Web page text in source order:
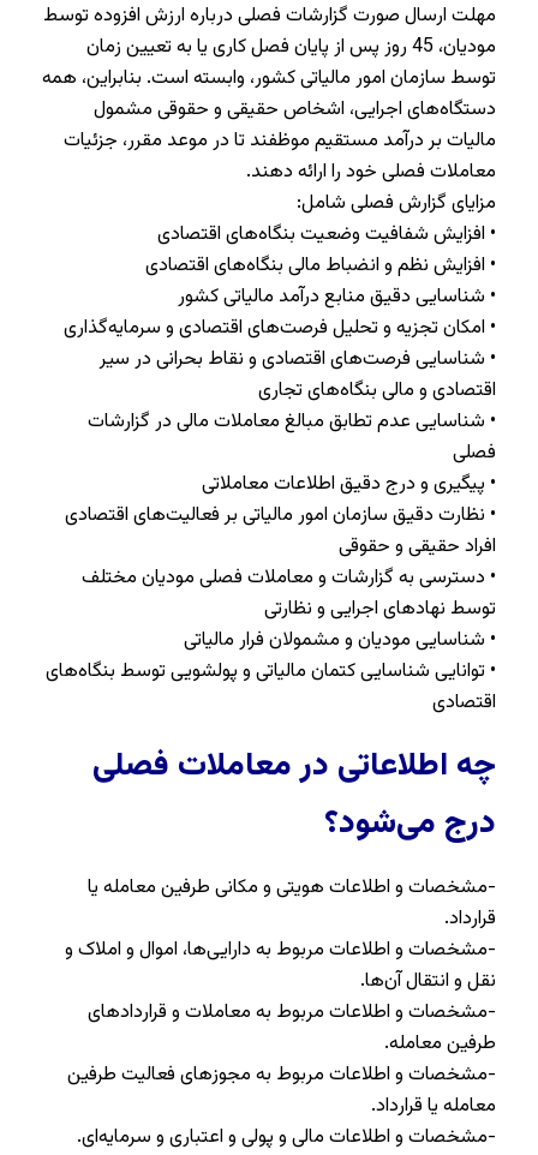
مهلت ارسال صورت گزارشات فصلی درباره ارزش افزوده توسط
مودیان، 45 روز پس از پایان فصل کاری یا به تعیین زمان
توسط سازمان امور مالیاتی کشور، وابسته است. بنابراین، همه
دستگاه‌های اجرایی، اشخاص حقیقی و حقوقی مشمول
مالیات بر درآمد مستقیم موظفند تا در موعد مقرر، جزئیات
معاملات فصلی خود را ارائه دهند.
مزایای گزارش فصلی شامل:
• افزایش شفافیت وضعیت بنگاه‌های اقتصادی
• افزایش نظم و انضباط مالی بنگاه‌های اقتصادی
• شناسایی دقیق منابع درآمد مالیاتی کشور
• امکان تجزیه و تحلیل فرصت‌های اقتصادی و سرمایه‌گذاری
• شناسایی فرصت‌های اقتصادی و نقاط بحرانی در سیر
اقتصادی و مالی بنگاه‌های تجاری
• شناسایی عدم تطابق مبالغ معاملات مالی در گزارشات
فصلی
• پیگیری و درج دقیق اطلاعات معاملاتی
• نظارت دقیق سازمان امور مالیاتی بر فعالیت‌های اقتصادی
افراد حقیقی و حقوقی
• دسترسی به گزارشات و معاملات فصلی مودیان مختلف
توسط نهاد‌های اجرایی و نظارتی
• شناسایی مودیان و مشمولان فرار مالیاتی
• توانایی شناسایی کتمان مالیاتی و پولشویی توسط بنگاه‌های
اقتصادی
چه اطلاعاتی در معاملات فصلی
درج می‌شود؟
-مشخصات و اطلاعات هویتی و مکانی طرفین معامله یا
قرارداد.
-مشخصات و اطلاعات مربوط به دارایی‌ها، اموال و املاک و
نقل و انتقال آن‌ها.
-مشخصات و اطلاعات مربوط به معاملات و قراردادهای
طرفین معامله.
-مشخصات و اطلاعات مربوط به مجوزهای فعالیت طرفین
معامله یا قرارداد.
-مشخصات و اطلاعات مالی و پولی و اعتباری و سرمایه‌ای.